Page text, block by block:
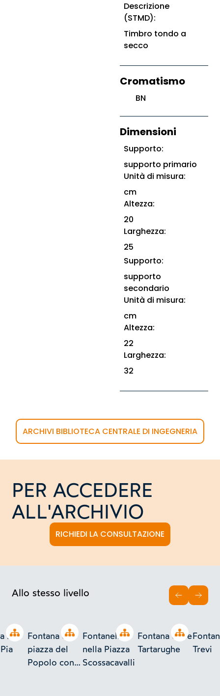
Descrizione
(STMD):
Timbro tondo a
secco
Cromatismo
BN
Dimensioni
Supporto:
supporto primario
Unità di misura:
cm
Altezza:
20
Larghezza:
25
Supporto:
supporto
secondario
Unità di misura:
cm
Altezza:
22
Larghezza:
32
ARCHIVI BIBLIOTECA CENTRALE DI INGEGNERIA
PER ACCEDERE
ALL'ARCHIVIO
RICHIEDI LA CONSULTAZIONE
Allo stesso livello
Open tree
in
Open tree
Fontana di
piazza del
Popolo con
Open tree
Fontanella
nella Piazza
Scossacavalli
Open tree
Fontana delle
Tartarughe
Trevi
INDIETRO